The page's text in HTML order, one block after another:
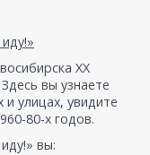
ХХ
вы узнаете
улицах, увидите
80-х годов.
вы: